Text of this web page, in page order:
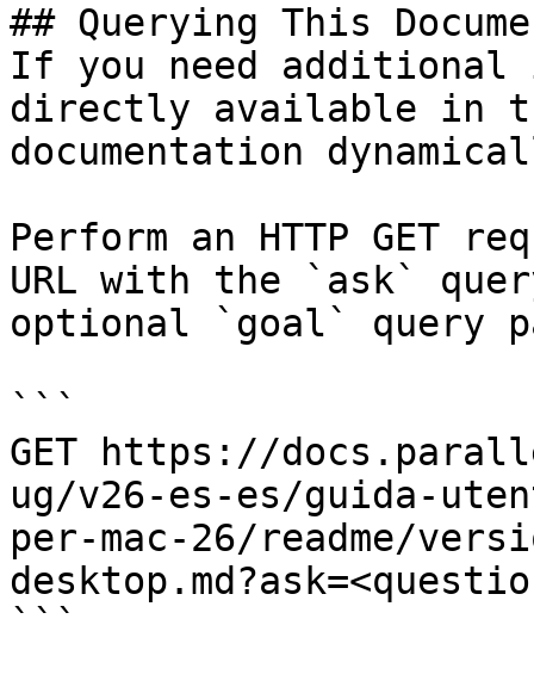
## Querying This
If you need
directly available in
documentation
Perform an HTTP GET
URL with the `ask`
optional `goal` query
```
GET https://
ug/v26-es-es/guida-
per-mac-26/readme/
```